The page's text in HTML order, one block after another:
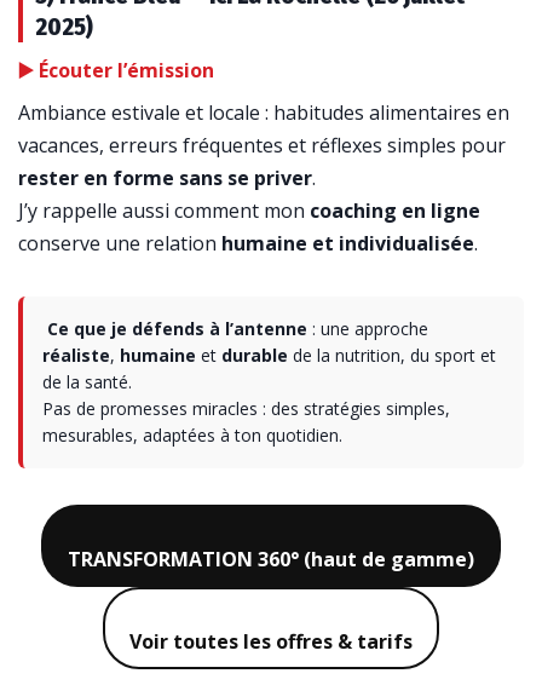
2025)
▶️ Écouter l’émission
Ambiance estivale et locale : habitudes alimentaires en
vacances, erreurs fréquentes et réflexes simples pour
rester en forme sans se priver.
J’y rappelle aussi comment mon coaching en ligne
conserve une relation humaine et individualisée.
Ce que je défends à l’antenne : une approche
réaliste, humaine et durable de la nutrition, du sport et
de la santé.
Pas de promesses miracles : des stratégies simples,
mesurables, adaptées à ton quotidien.
TRANSFORMATION 360° (haut de gamme)
Voir toutes les offres & tarifs